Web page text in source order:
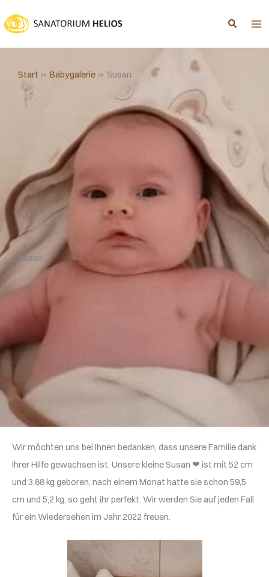
Inhalt
Start Babygalerie Susan
Susan
Wir möchten uns bei Ihnen bedanken, dass unsere Familie dank
Ihrer Hilfe gewachsen ist. Unsere kleine Susan ❤ ist mit 52 cm
und 3,88 kg geboren, nach einem Monat hatte sie schon 59,5
cm und 5,2 kg, so geht ihr perfekt. Wir werden Sie auf jeden Fall
für ein Wiedersehen im Jahr 2022 freuen.